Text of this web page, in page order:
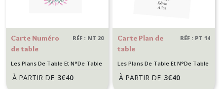
Carte Numéro
de table
personnalisée
Anniversaire ou
RÉF : NT 20
Les Plans De Table Et N°De Table
À PARTIR DE 3€40
Carte Plan de
table
personnalisée -
anniversaire
RÉF : PT 14
Les Plans De Table Et N°De Table
À PARTIR DE 3€40